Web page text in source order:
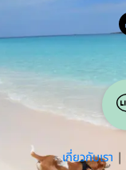
เกี่ยวกับเรา |